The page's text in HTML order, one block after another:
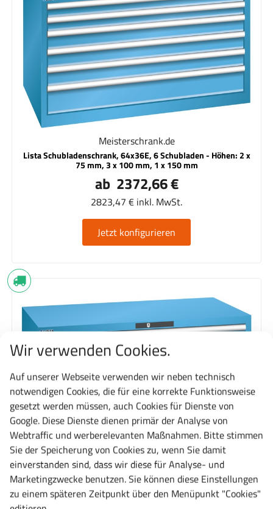
Meisterschrank.de
Lista Schubladenschrank, 64x36E, 6 Schubladen - Höhen: 2 x
75 mm, 3 x 100 mm, 1 x 150 mm
ab 2372,66 €
2823,47 € inkl. MwSt.
Jetzt konfigurieren
Wir verwenden Cookies.
Auf unserer Webseite verwenden wir neben technisch
notwendigen Cookies, die für eine korrekte Funktionsweise
gesetzt werden müssen, auch Cookies für Dienste von
Google. Diese Dienste dienen primär der Analyse von
Webtraffic und werberelevanten Maßnahmen. Bitte stimmen
Sie der Speicherung von Cookies zu, wenn Sie damit
einverstanden sind, dass wir diese für Analyse- und
Marketingzwecke benutzen. Sie können diese Einstellungen
zu einem späteren Zeitpunkt über den Menüpunkt "Cookies"